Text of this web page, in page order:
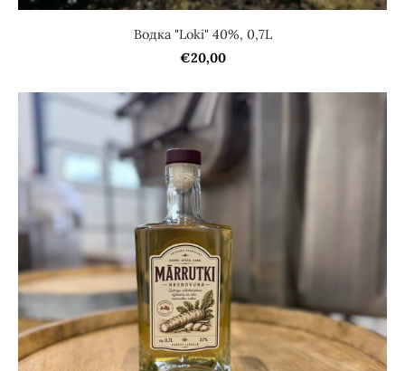
Водка "Loki" 40%, 0,7L
€20,00